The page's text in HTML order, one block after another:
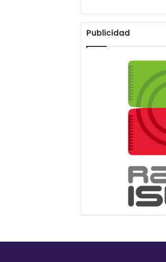
Publicidad